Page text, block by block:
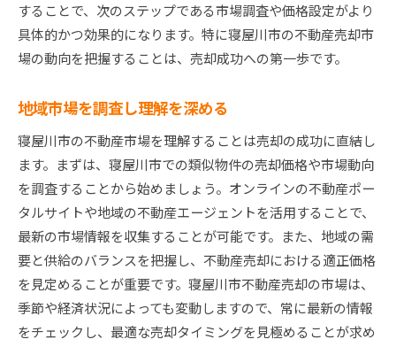
経済動向が不動産市場に与える影響
データ分析による価格設定の最適化
市場のタイミングを見極める技術
寝屋川市不動産売却のタイミングを見極める秘訣
買い手の増減パターンを理解する
経済情勢の変化を予測する
販売期間を最適化する方法
売却を促進するための適切な時期
不動産エージェントの助言を活用する
高価格で売却するための寝屋川市特有のステップ
価格交渉力を高めるポイント
することで、次のステップである市場調査や価格設定がより
具体的かつ効果的になります。特に寝屋川市の不動産売却市
場の動向を把握することは、売却成功への第一歩です。
地域市場を調査し理解を深める
寝屋川市の不動産市場を理解することは売却の成功に直結し
ます。まずは、寝屋川市での類似物件の売却価格や市場動向
を調査することから始めましょう。オンラインの不動産ポー
タルサイトや地域の不動産エージェントを活用することで、
最新の市場情報を収集することが可能です。また、地域の需
要と供給のバランスを把握し、不動産売却における適正価格
を見定めることが重要です。寝屋川市不動産売却の市場は、
季節や経済状況によっても変動しますので、常に最新の情報
をチェックし、最適な売却タイミングを見極めることが求め